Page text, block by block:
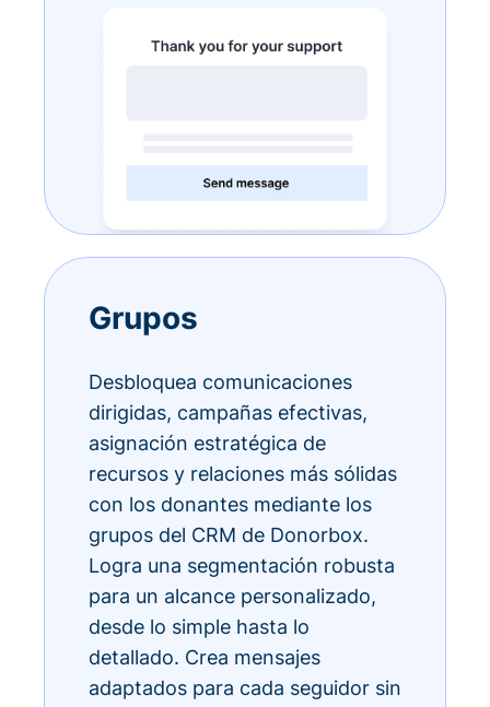
Grupos
Desbloquea comunicaciones
dirigidas, campañas efectivas,
asignación estratégica de
recursos y relaciones más sólidas
con los donantes mediante los
grupos del CRM de Donorbox.
Logra una segmentación robusta
para un alcance personalizado,
desde lo simple hasta lo
detallado. Crea mensajes
adaptados para cada seguidor sin